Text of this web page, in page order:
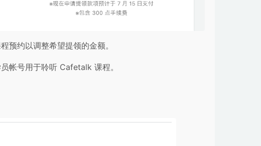
预约以调整希望提领的金额。
帐号用于聆听 Cafetalk 课程。